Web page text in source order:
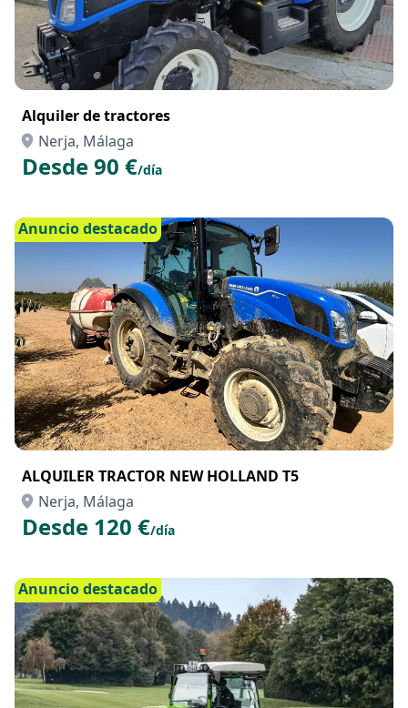
Alquiler de tractores
Nerja, Málaga
Desde 90 €/día
Anuncio destacado
ALQUILER TRACTOR NEW HOLLAND T5
Nerja, Málaga
Desde 120 €/día
Anuncio destacado